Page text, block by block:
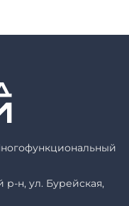
р-н, ул. Бурейская,